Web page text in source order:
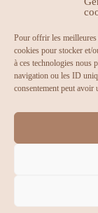
Pour offrir les meilleures
cookies pour stocker et/
à ces technologies nous
navigation ou les ID
consentement peut avoir